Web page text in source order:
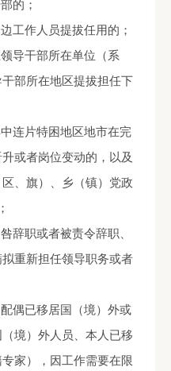
的；
工作人员提拔任用的；
导干部所在单位（系
部所在地区提拔担任下
连片特困地区地市在完
或者岗位变动的，以及
、旗）、乡（镇）党政
辞职或者被责令辞职、
重新担任领导职务或者
偶已移居国（境）外或
境）外人员、本人已移
家），因工作需要在限